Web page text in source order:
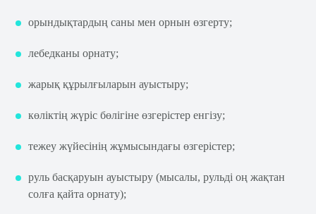
орындықтардың саны мен орнын өзгерту;
лебедканы орнату;
жарық құрылғыларын ауыстыру;
көліктің жүріс бөлігіне өзгерістер енгізу;
тежеу жүйесінің жұмысындағы өзгерістер;
руль басқаруын ауыстыру (мысалы, рульді оң жақтан
солға қайта орнату);